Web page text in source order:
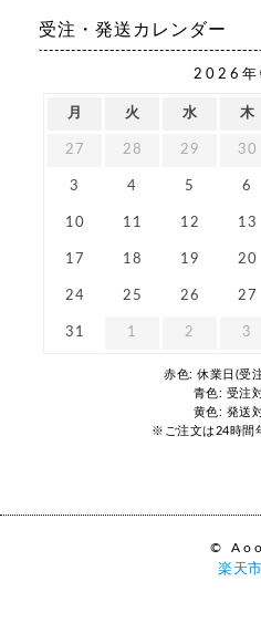
受注・発送カレンダー
2026年
月 火 水 木
27 28 29 30
3 4 5 6
10 11 12 13
17 18 19 20
24 25 26 27
31 1 2 3
赤色: 休業日(受
青色: 受注
黄色: 発送
※ご注文は24時間
©
楽天